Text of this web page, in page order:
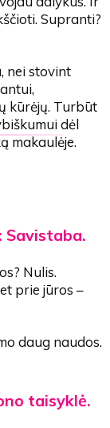
Supranti?
nei stovint
kūrėjų. Turbūt
dėl
makaulėje.
Savistaba.
Nulis.
prie jūros –
daug naudos.
taisyklė.